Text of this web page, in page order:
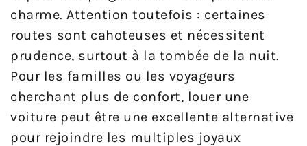
charme. Attention toutefois : certaines
routes sont cahoteuses et nécessitent
prudence, surtout à la tombée de la nuit.
Pour les familles ou les voyageurs
cherchant plus de confort, louer une
voiture peut être une excellente alternative
pour rejoindre les multiples joyaux